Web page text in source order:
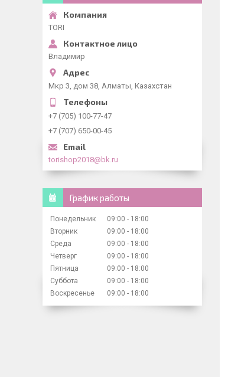
TORI
Владимир
Мкр 3, дом 38, Алматы, Казахстан
+7 (705) 100-77-47
+7 (707) 650-00-45
torishop2018@bk.ru
График работы
Понедельник 09:00
18:00
Вторник
09:00
18:00
Среда
09:00
18:00
Четверг
09:00
18:00
Пятница
09:00
18:00
Суббота
09:00
18:00
Воскресенье
09:00 18:00